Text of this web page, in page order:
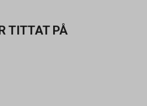
TITTAT PÅ